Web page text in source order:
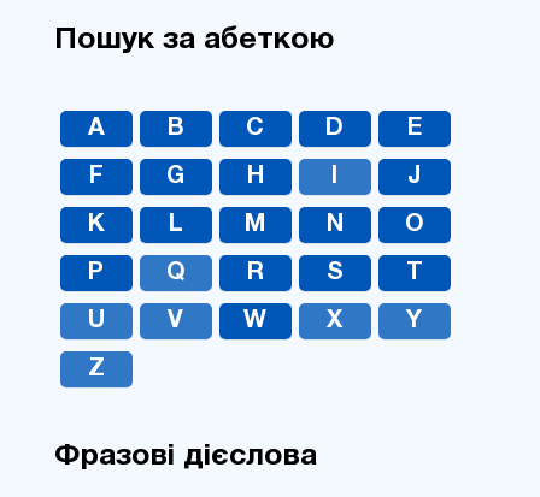
Пошук за абеткою
A B C D E
F G H J
K L M N O
P Q R S
U V W X Y
Z
Фразові дієслова